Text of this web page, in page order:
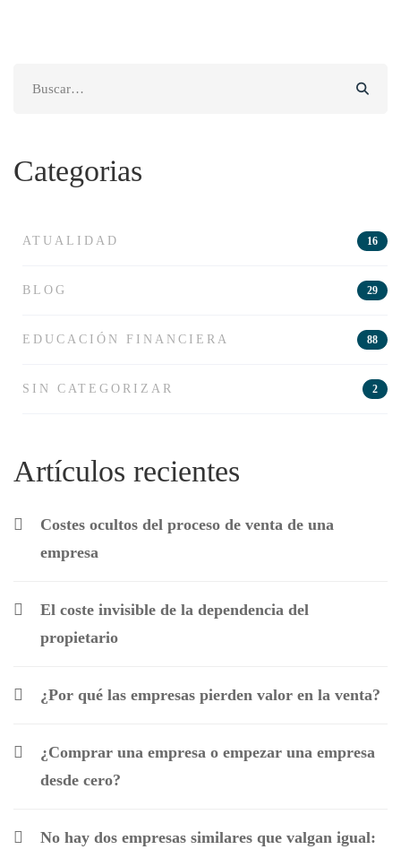
Categorias
ATUALIDAD 16
BLOG 29
EDUCACIÓN FINANCIERA 88
SIN CATEGORIZAR 2
Artículos recientes
Costes ocultos del proceso de venta de una
empresa
El coste invisible de la dependencia del
propietario
¿Por qué las empresas pierden valor en la venta?
¿Comprar una empresa o empezar una empresa
desde cero?
No hay dos empresas similares que valgan igual: